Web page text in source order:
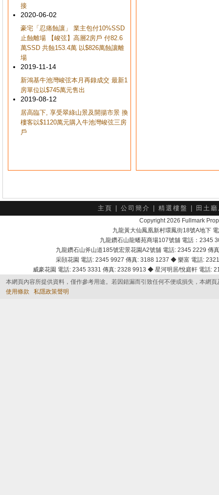
接
2020-06-02
豪宅「忍痛蝕讓」 業主包付10%SSD
止蝕離場 【峻弦】高層2房戶 付82.6
萬SSD 共蝕153.4萬 以$826萬蝕讓離
場
2019-11-14
新鴻基牛池灣峻弦本月再錄成交 最新1
房單位以$745萬元售出
2019-08-12
居高臨下, 享受翠綠山景及開揚市景 換
樓客以$1120萬元購入牛池灣峻弦三房
戶
主頁 公司簡介 精選樓盤 田土
Copyright 2026 Fullmark
九龍黃大仙鳳凰新村環鳳街18號A地下
九龍鑽石山龍蟠苑商場107號舖 電話：2345
九龍鑽石山斧山道185號宏景花園A2號舖 電話: 2345 2229
采頣花園 電話: 2345 9927 傳真: 3188 1237 ◆ 樂富 電話:
威豪花園 電話: 2345 3331 傳真: 2328 9913 ◆ 星河明居/悅庭軒 電話
本網頁內容所提供資料，僅作參考用途。若因錯漏而引致任何不便或損失，本網
使用條款
私隱政策聲明